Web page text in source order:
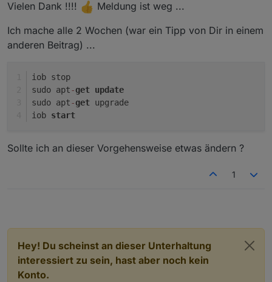
iob stop
Vielen Dank !!!!
Meldung ist weg ...
Ich mache alle 2 Wochen (war ein Tipp von Dir in einem
anderen Beitrag) ...
iob stop
sudo apt-get update
sudo apt-get upgrade
iob start
Sollte ich an dieser Vorgehensweise etwas ändern ?
1
Hey! Du scheinst an dieser Unterhaltung
interessiert zu sein, hast aber noch kein
Konto.